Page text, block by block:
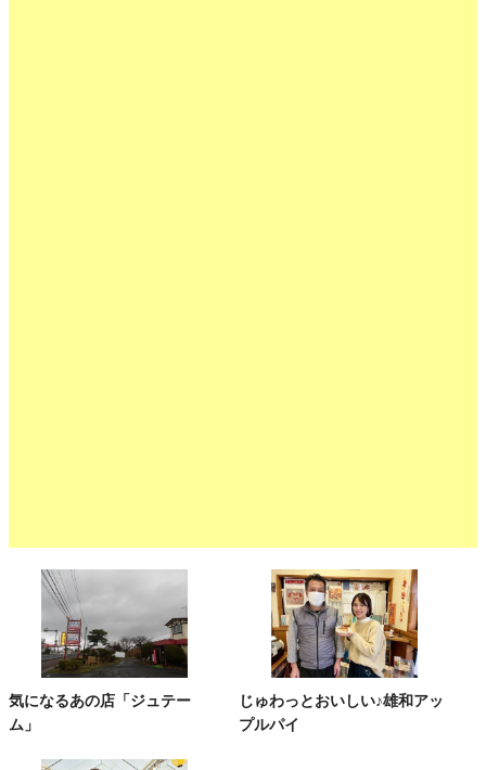
気になるあの店「ジュテー
ム」
じゅわっとおいしい♪雄和アッ
プルパイ